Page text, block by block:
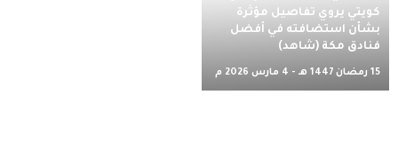
كويتي يروي تفاصيل مؤثرة
بشأن استضافته في أفضل
فنادق مكة (شاهد)
15 رمضان 1447 هـ - 4 مارس 2026 م